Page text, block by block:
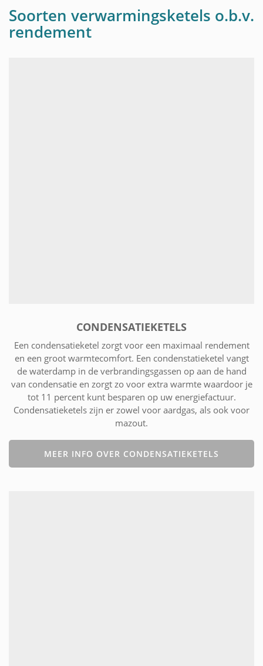
Soorten verwarmingsketels o.b.v.
rendement
CONDENSATIEKETELS
Een condensatieketel zorgt voor een maximaal rendement
en een groot warmtecomfort. Een condenstatieketel vangt
de waterdamp in de verbrandingsgassen op aan de hand
van condensatie en zorgt zo voor extra warmte waardoor je
tot 11 percent kunt besparen op uw energiefactuur.
Condensatieketels zijn er zowel voor aardgas, als ook voor
mazout.
MEER INFO OVER CONDENSATIEKETELS